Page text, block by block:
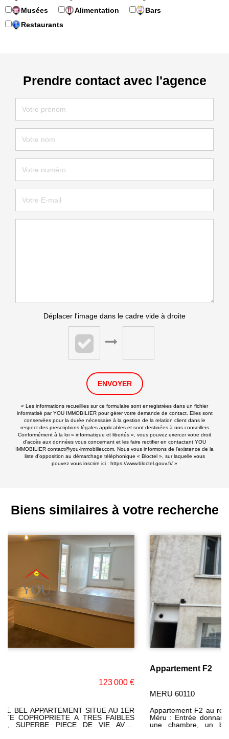
Musées Alimentation
Bars
Restaurants
Prendre contact avec l'agence
Déplacer l'image dans le cadre vide à droite
ENVOYER
« Les informations recueillies sur ce formulaire sont enregistrées dans un fichier
informatisé par YOU IMMOBILIER pour gérer votre demande de contact. Elles sont
conservées pour la durée nécessaire à la gestion de la relation client dans le
respect des prescriptions légales applicables et sont destinées à nos conseillers
Conformément à la loi « informatique et libertés », vous pouvez exercer votre droit
d'accès aux données vous concernant et les faire rectifier en contactant YOU
IMMOBILIER contact@you-immobilier.com. Nous vous informons de l'existence de la
liste d'opposition au démarchage téléphonique « Bloctel », sur laquelle vous
pouvez vous inscrire ici : https://www.bloctel.gouv.fr/ »
Biens similaires à votre recherche
Appartement F2 au rez de chaussée dans le centre ville de
Méru : Entrée donnant sur un séjour avec cuisine ouverte,
une chambre, un bureau pouvant servir d'espace de